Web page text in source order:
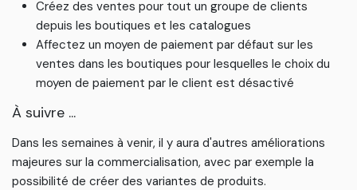
Créez des ventes pour tout un groupe de clients
depuis les boutiques et les catalogues
Affectez un moyen de paiement par défaut sur les
ventes dans les boutiques pour lesquelles le choix du
moyen de paiement par le client est désactivé
À suivre ...
Dans les semaines à venir, il y aura d'autres améliorations
majeures sur la commercialisation, avec par exemple la
possibilité de créer des variantes de produits.